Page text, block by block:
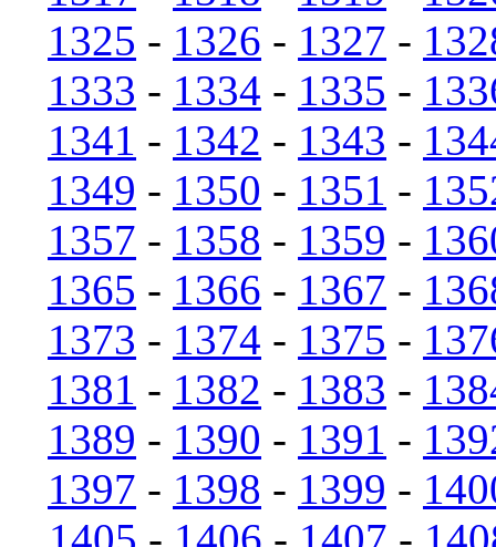
1325 - 1326 - 1327 -
1333 - 1334 - 1335 -
1341 - 1342 - 1343 -
1349 - 1350 - 1351 -
1357 - 1358 - 1359 -
1365 - 1366 - 1367 -
1373 - 1374 - 1375 -
1381 - 1382 - 1383 -
1389 - 1390 - 1391 -
1397 - 1398 - 1399 -